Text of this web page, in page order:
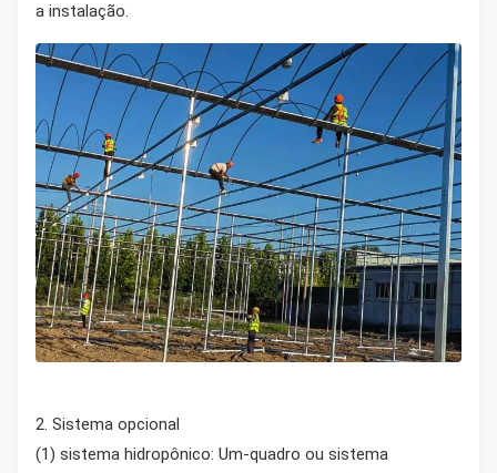
a instalação.
2. Sistema opcional
(1) sistema hidropônico: Um-quadro ou sistema